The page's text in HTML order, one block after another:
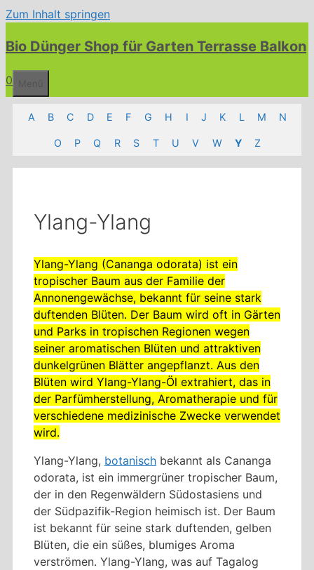
Zum Inhalt springen
Bio Dünger Shop für Garten Terrasse Balkon
0
A B C D E F G H I J K L M N
O P Q R S T U V W Y Z
Ylang-Ylang
Ylang-Ylang (Cananga odorata) ist ein
tropischer Baum aus der Familie der
Annonengewächse, bekannt für seine stark
duftenden Blüten. Der Baum wird oft in Gärten
und Parks in tropischen Regionen wegen
seiner aromatischen Blüten und attraktiven
dunkelgrünen Blätter angepflanzt. Aus den
Blüten wird Ylang-Ylang-Öl extrahiert, das in
der Parfümherstellung, Aromatherapie und für
verschiedene medizinische Zwecke verwendet
wird.
Ylang-Ylang, botanisch bekannt als Cananga
odorata, ist ein immergrüner tropischer Baum,
der in den Regenwäldern Südostasiens und
der Südpazifik-Region heimisch ist. Der Baum
ist bekannt für seine stark duftenden, gelben
Blüten, die ein süßes, blumiges Aroma
verströmen. Ylang-Ylang, was auf Tagalog